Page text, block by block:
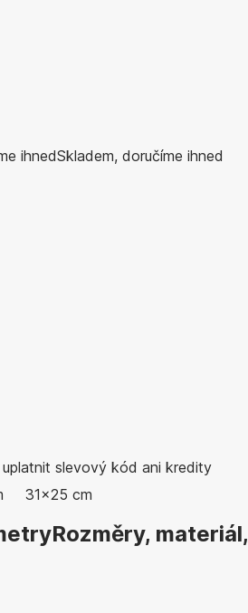
ihnedSkladem, doručíme ihned
slevový kód ani kredity
31x25 cm
Rozměry, materiál,